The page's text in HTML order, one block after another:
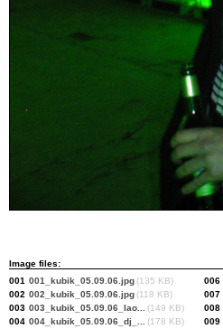
Image files:
001 001_kubik_05.09.06.jpg (135 KB)
002 002_kubik_05.09.06.jpg (118 KB)
003 003_kubik_05.09.06_lao...
(149 KB)
004 004_kubik_05.09.06_dj_...
(178 KB)
006
007
008
009